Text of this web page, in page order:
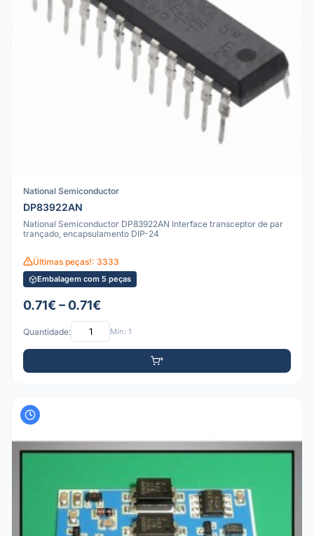
National Semiconductor
DP83922AN
National Semiconductor DP83922AN Interface transceptor de par
trançado, encapsulamento DIP-24
Últimas peças!: 3333
Embalagem com 5 peças
0.71€ – 0.71€
Quantidade: Mín: 1